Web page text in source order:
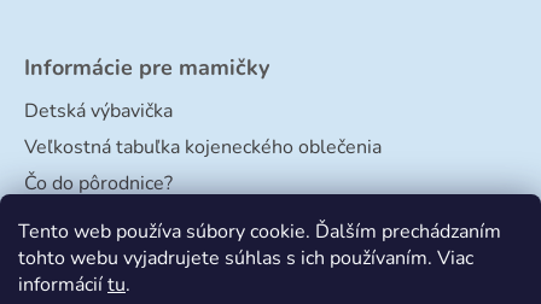
Tento web používa súbory cookie. Ďalším prechádzaním
tohto webu vyjadrujete súhlas s ich používaním. Viac
informáciítu.
Informácie pre mamičky
Detská výbavička
Veľkostná tabuľka kojeneckého oblečenia
Čo do pôrodnice?
Veľkostná tabuľka papučiek